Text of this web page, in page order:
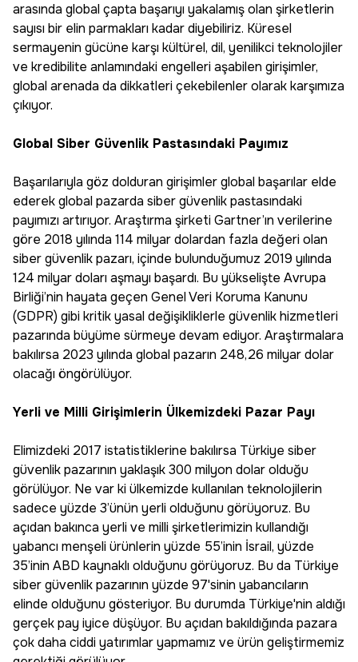
arasında global çapta başarıyı yakalamış olan şirketlerin
sayısı bir elin parmakları kadar diyebiliriz. Küresel
sermayenin gücüne karşı kültürel, dil, yenilikci teknolojiler
ve kredibilite anlamındaki engelleri aşabilen girişimler,
global arenada da dikkatleri çekebilenler olarak karşımıza
çıkıyor.
Global Siber Güvenlik Pastasındaki Payımız
Başarılarıyla göz dolduran girişimler global başarılar elde
ederek global pazarda siber güvenlik pastasındaki
payımızı artırıyor. Araştırma şirketi Gartner’ın verilerine
göre 2018 yılında 114 milyar dolardan fazla değeri olan
siber güvenlik pazarı, içinde bulunduğumuz 2019 yılında
124 milyar doları aşmayı başardı. Bu yükselişte Avrupa
Birliği’nin hayata geçen Genel Veri Koruma Kanunu
(GDPR) gibi kritik yasal değişikliklerle güvenlik hizmetleri
pazarında büyüme sürmeye devam ediyor. Araştırmalara
bakılırsa 2023 yılında global pazarın 248,26 milyar dolar
olacağı öngörülüyor.
Yerli ve Milli Girişimlerin Ülkemizdeki Pazar Payı
Elimizdeki 2017 istatistiklerine bakılırsa Türkiye siber
güvenlik pazarının yaklaşık 300 milyon dolar olduğu
görülüyor. Ne var ki ülkemizde kullanılan teknolojilerin
sadece yüzde 3’ünün yerli olduğunu görüyoruz. Bu
açıdan bakınca yerli ve milli şirketlerimizin kullandığı
yabancı menşeli ürünlerin yüzde 55’inin İsrail, yüzde
35’inin ABD kaynaklı olduğunu görüyoruz. Bu da Türkiye
siber güvenlik pazarının yüzde 97'sinin yabancıların
elinde olduğunu gösteriyor. Bu durumda Türkiye'nin aldığı
gerçek pay iyice düşüyor. Bu açıdan bakıldığında pazara
çok daha ciddi yatırımlar yapmamız ve ürün geliştirmemiz